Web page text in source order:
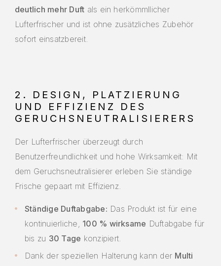
deutlich mehr Duft als ein herkömmllicher
Lufterfrischer und ist ohne zusätzliches Zubehör
sofort einsatzbereit.
2. DESIGN, PLATZIERUNG
UND EFFIZIENZ DES
GERUCHSNEUTRALISIERERS
Der Lufterfrischer überzeugt durch
Benutzerfreundlichkeit und hohe Wirksamkeit: Mit
dem Geruchsneutralisierer erleben Sie ständige
Frische gepaart mit Effizienz.
Ständige Duftabgabe: Das Produkt ist für eine
kontinuierliche, 100 % wirksame Duftabgabe für
bis zu 30 Tage konzipiert.
Dank der speziellen Halterung kann der Multi